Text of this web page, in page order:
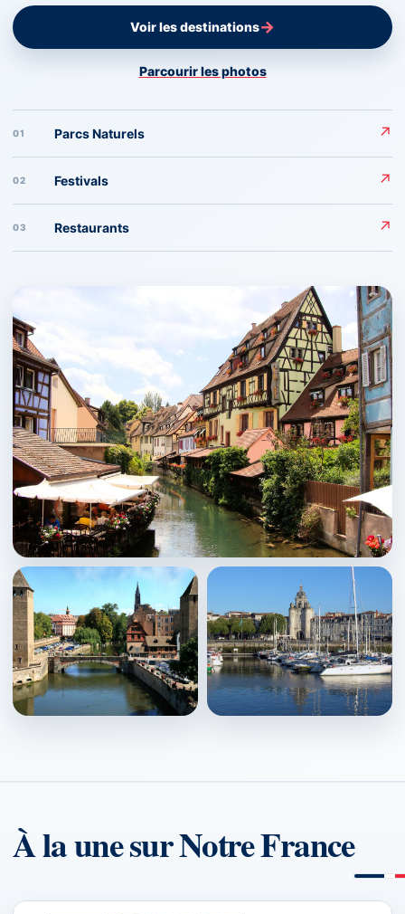
Voir les destinations→
Parcourir les photos
01 Parcs Naturels ↗
02 Festivals ↗
03 Restaurants ↗
Colmar↗
À la une sur Notre France